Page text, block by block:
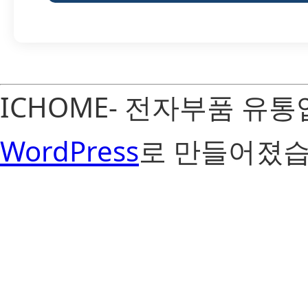
ICHOME- 전자부품 유
WordPress로 만들어졌